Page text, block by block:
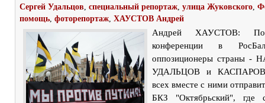
Сергей Удальцов специальный репортаж улица Жуковского
помощь фоторепортаж ХАУСТОВ Андрей
Андрей ХАУСТОВ:
конференции в
оппозиционеры страны -
УДАЛЬЦОВ и КАСПАРОВ
всех вместе с ними
БКЗ "Октябрьский", где